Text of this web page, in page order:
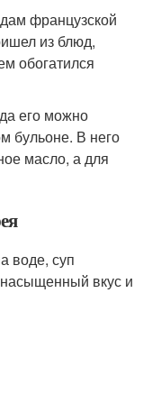
французской
из блюд,
обогатился
его можно
бульоне. В него
масло, а для
воде, суп
вкус и